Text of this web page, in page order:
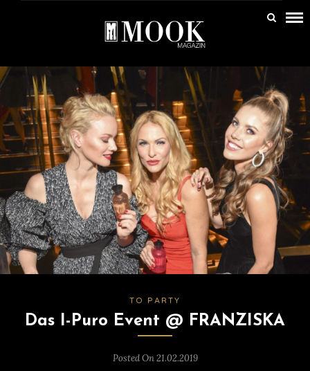
TO PARTY
Das I-Puro Event @ FRANZISKA
Posted On 21.02.2019